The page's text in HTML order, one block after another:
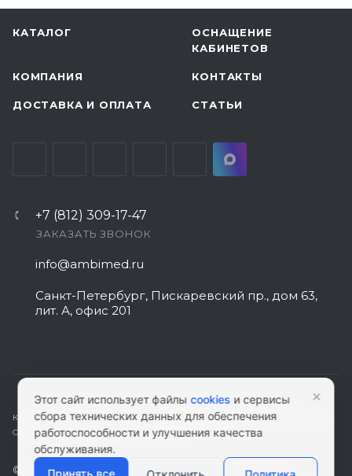
КАТАЛОГ
ОСНАЩЕНИЕ
КАБИНЕТОВ
КОМПАНИЯ КОНТАКТЫ
ДОСТАВКА И ОПЛАТА СТАТЬИ
+7 (812) 309-17-47
ЗАКАЗАТЬ ЗВОНОК
info@ambimed.ru
Санкт-Петербург, Пискаревский пр., дом 63,
лит. А, офис 201
КАРТА САЙТА|ПОЛИТИКА КОНФИДЕНЦИАЛЬНОСТИ|СОГЛАСИЕ НА
ОБРАБОТКУ ПЕРСОНАЛЬНЫХ ДАННЫХ
© 2026 ambimed.ru - Медицинское оборудование и
Этот сайт использует файлыcookies и сервисы
сбора технических данных для обеспечения
работоспособности и улучшения качества
обслуживания.
Принять все
×